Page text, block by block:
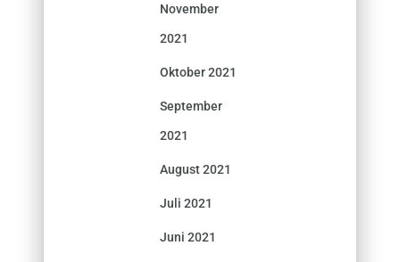
November
2021
Oktober 2021
September
2021
August 2021
Juli 2021
Juni 2021